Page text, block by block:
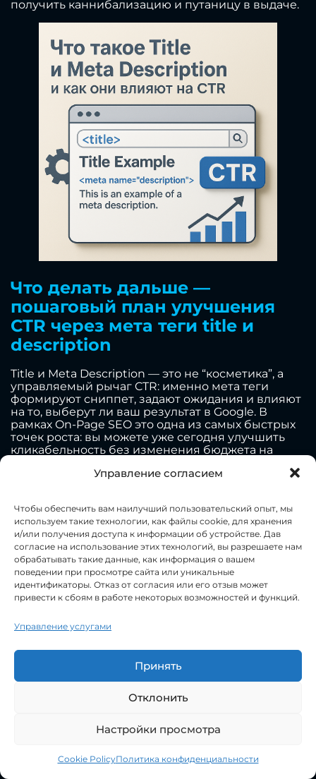
Управление согласием
Чтобы обеспечить вам наилучший пользовательский опыт, мы
используем такие технологии, как файлы cookie, для хранения
и/или получения доступа к информации об устройстве. Дав
согласие на использование этих технологий, вы разрешаете нам
обрабатывать такие данные, как информация о вашем
поведении при просмотре сайта или уникальные
идентификаторы. Отказ от согласия или его отзыв может
привести к сбоям в работе некоторых возможностей и функций.
Управление услугами
Принять
Отклонить
Настройки просмотра
Cookie PolicyПолитика конфиденциальности
получить каннибализацию и путаницу в выдаче.
Что делать дальше —
пошаговый план улучшения
CTR через мета теги title и
description
Title и Meta Description — это не “косметика”, а
управляемый рычаг CTR: именно мета теги
формируют сниппет, задают ожидания и влияют
на то, выберут ли ваш результат в Google. В
рамках On-Page SEO это одна из самых быстрых
точек роста: вы можете уже сегодня улучшить
кликабельность без изменения бюджета на
понятнее и полезнее для реального запроса
Google Search Console найдите страницы с
хорошими позициями и низким CTR, проверьте
дубли Title/Description и рассинхрон с H1 и
первым экраном. Затем перепишитеmeta title
под интент (коммерческий, локальный,
информационный), добавьте конкретику, гео
(Украина/город, если релевантно), числа и
реальное УТП. После этого приведите в порядок
подтверждаемым контентом и
ключей. Если у вас интернет-магазин или
большой сайт, внедрите шаблоны для категорий
и карточек товаров, но с переменными и
контролем дублей — это основа для
для поисковиков на масштабе. Для товарных
карточки товара: что писать в описании и мета-
характеристиками и преимуществами товара.
Затем запускайте тестирование: фиксируйте
Open